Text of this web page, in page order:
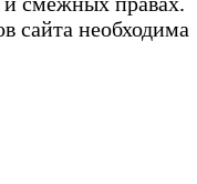
сайта необходима